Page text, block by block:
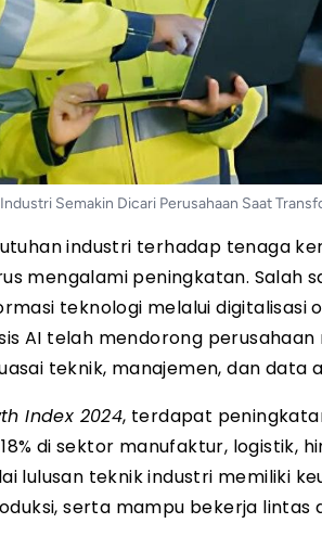
Semakin Dicari Perusahaan Saat
industri terhadap tenaga
mengalami peningkatan. Salah
teknologi melalui
AI telah mendorong
teknik, manajemen, dan data
Index 2024, terdapat
di sektor manufaktur, logistik,
lulusan teknik industri memiliki
serta mampu bekerja lintas